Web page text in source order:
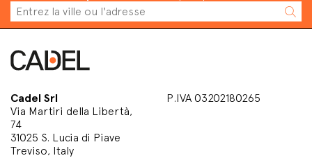
Cadel Srl
Via Martiri della Libertà,
74
31025 S. Lucia di Piave
Treviso, Italy
P.IVA 03202180265